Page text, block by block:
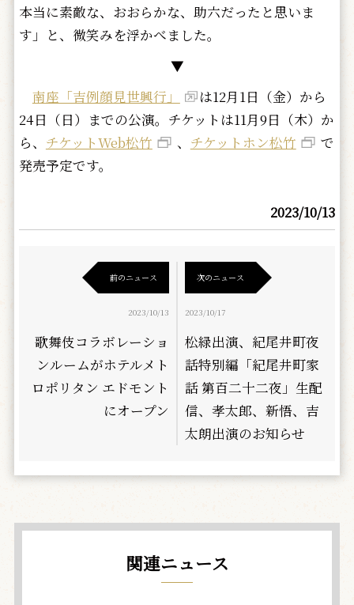
本当に素敵な、おおらかな、助六だったと思いま
す」と、微笑みを浮かべました。
▼
南座「吉例顔見世興行」
は12月1日（金）から
24日（日）までの公演。チケットは11月9日（木）か
ら、 チケットWeb松竹 、 チケットホン松竹
で
発売予定です。
2023/10/13
前のニュース
2023/10/13
歌舞伎コラボレーショ
ンルームがホテルメト
ロポリタン エドモント
にオープン
次のニュース
2023/10/17
松緑出演、紀尾井町夜
話特別編「紀尾井町家
話 第百二十二夜」生配
信、孝太郎、新悟、吉
太朗出演のお知らせ
関連ニュース